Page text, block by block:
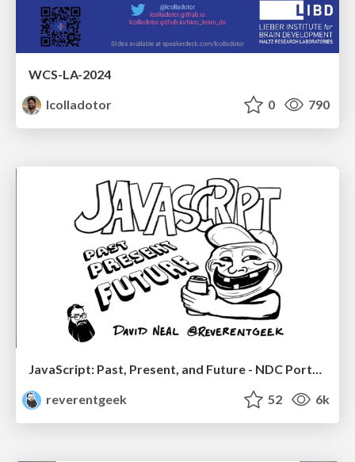
WCS-LA-2024
lcolladotor
0 790
JavaScript: Past, Present, and Future - NDC Porto 2020
reverentgeek
52 6k